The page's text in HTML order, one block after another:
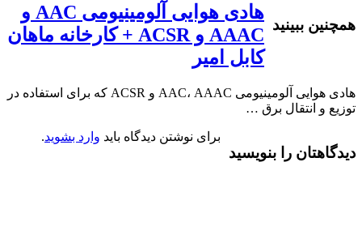
همچنین ببینید
هادی هوایی آلومینیومی AAC و
AAAC و ACSR + کارخانه ماهان
کابل امیر
هادی هوایی آلومینیومی AAC، AAAC و ACSR که برای استفاده در
توزیع و انتقال برق …
دیدگاهتان را بنویسید
برای نوشتن دیدگاه باید وارد بشوید.